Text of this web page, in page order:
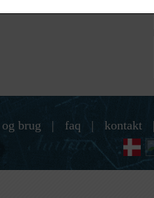
brug | faq | kontakt